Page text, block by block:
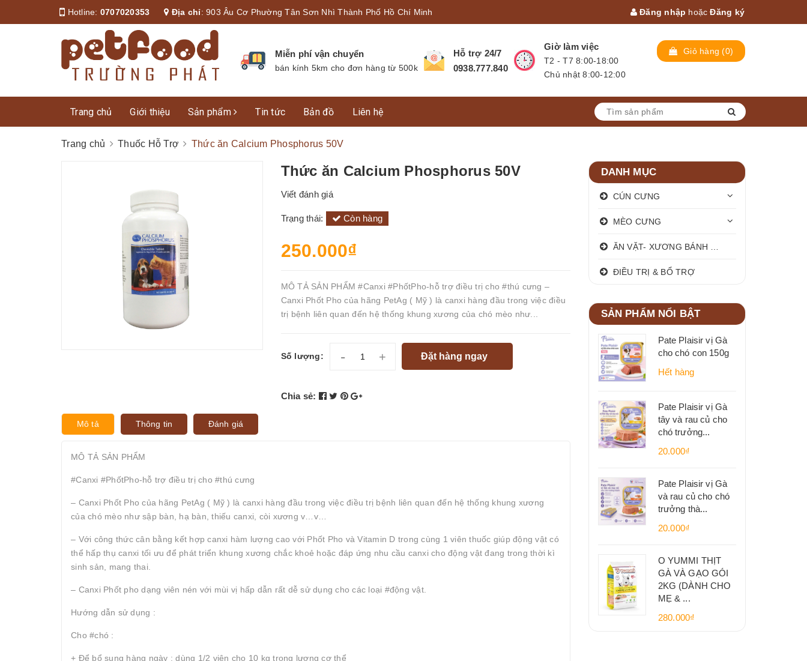
Hotline: 0707020353 Địa chỉ: 903 Âu Cơ Phường Tân Sơn Nhì Thành Phố Hồ Chí Minh Đăng nhập hoặc Đăng ký
Miễn phí vận chuyển
bán kính 5km cho đơn hàng từ 500k
Hỗ trợ 24/7
0938.777.840
Giờ làm việc
T2 - T7 8:00-18:00
Chủ nhật 8:00-12:00
Giỏ hàng (0)
Trang chủ Giới thiệu Sản phẩm Tin tức Bản đồ Liên hệ
Trang chủ Thuốc Hỗ Trợ Thức ăn Calcium Phosphorus 50V
Thức ăn Calcium Phosphorus 50V
Viết đánh giá
Trạng thái: Còn hàng
250.000₫
MÔ TẢ SẢN PHẨM #Canxi #PhốtPho-hỗ trợ điều trị cho #thú cưng –
Canxi Phốt Pho của hãng PetAg ( Mỹ ) là canxi hàng đầu trong việc điều
trị bệnh liên quan đến hệ thống khung xương của chó mèo như...
Số lượng: - + Đặt hàng ngay
Chia sẻ:
Mô tả Thông tin Đánh giá
MÔ TẢ SẢN PHẨM
#Canxi #PhốtPho-hỗ trợ điều trị cho #thú cưng
– Canxi Phốt Pho của hãng PetAg ( Mỹ ) là canxi hàng đầu trong việc điều trị bệnh liên quan đến hệ thống khung xương
của chó mèo như sập bàn, hạ bàn, thiếu canxi, còi xương v…v…
– Với công thức cân bằng kết hợp canxi hàm lượng cao với Phốt Pho và Vitamin D trong cùng 1 viên thuốc giúp động vật có
thể hấp thụ canxi tối ưu để phát triển khung xương chắc khoẻ hoặc đáp ứng nhu cầu canxi cho động vật đang trong thời kì
sinh sản, mang thai.
– Canxi Phốt pho dạng viên nén với mùi vị hấp dẫn rất dễ sử dụng cho các loại #động vật.
Hướng dẫn sử dụng :
Cho #chó :
+ Để bổ sung hàng ngày : dùng 1/2 viên cho 10 kg trọng lượng cơ thể
DANH MỤC
CÚN CƯNG
MÈO CƯNG
ĐIỀU TRỊ & BỔ TRỢ
SẢN PHẨM NỔI BẬT
Pate Plaisir vị Gà
cho chó con 150g
Hết hàng
Pate Plaisir vị Gà
tây và rau củ cho
chó trưởng...
20.000₫
Pate Plaisir vị Gà
và rau củ cho chó
trưởng thà...
20.000₫
O YUMMI THỊT
GÀ VÀ GẠO GÓI
2KG (DÀNH CHO
MẸ & ...
280.000₫